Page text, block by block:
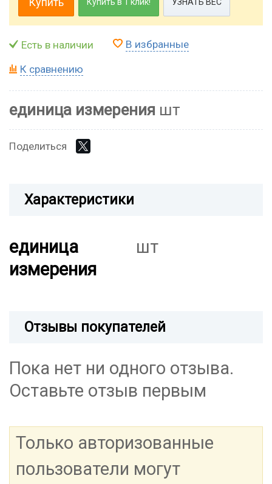
Есть в наличии В избранные
К сравнению
единица измерения шт
Поделиться
Характеристики
единица
измерения
шт
Отзывы покупателей
Пока нет ни одного отзыва.
Оставьте отзыв первым
Только авторизованные
пользователи могут